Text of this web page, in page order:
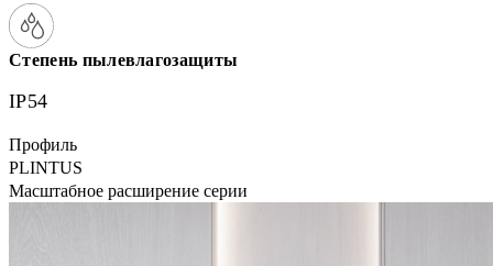
Степень пылевлагозащиты
IP54
Профиль
PLINTUS
Масштабное расширение серии